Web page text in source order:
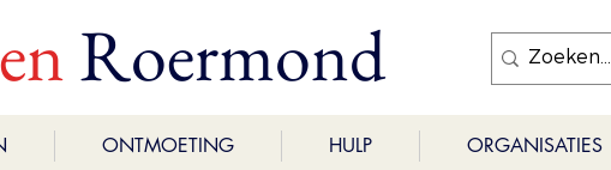
Roermond
ONTMOETING HULP ORGANISATIES